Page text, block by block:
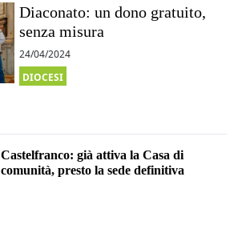
Diaconato: un dono gratuito,
senza misura
24/04/2024
DIOCESI
Castelfranco: già attiva la Casa di
comunità, presto la sede definitiva